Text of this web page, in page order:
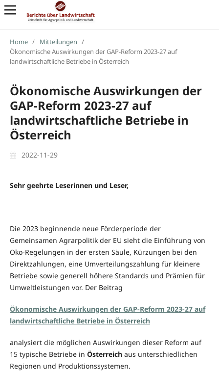
Home / Mitteilungen /
Ökonomische Auswirkungen der GAP-Reform 2023-27 auf
landwirtschaftliche Betriebe in Österreich
Ökonomische Auswirkungen der
GAP-Reform 2023-27 auf
landwirtschaftliche Betriebe in
Österreich
2022-11-29
Sehr geehrte Leserinnen und Leser,
Die 2023 beginnende neue Förderperiode der
Gemeinsamen Agrarpolitik der EU sieht die Einführung von
Öko-Regelungen in der ersten Säule, Kürzungen bei den
Direktzahlungen, eine Umverteilungszahlung für kleinere
Betriebe sowie generell höhere Standards und Prämien für
Umweltleistungen vor. Der Beitrag
Ökonomische Auswirkungen der GAP-Reform 2023-27 auf
landwirtschaftliche Betriebe in Österreich
analysiert die möglichen Auswirkungen dieser Reform auf
15 typische Betriebe in Österreichaus unterschiedlichen
Regionen und Produktionssystemen.